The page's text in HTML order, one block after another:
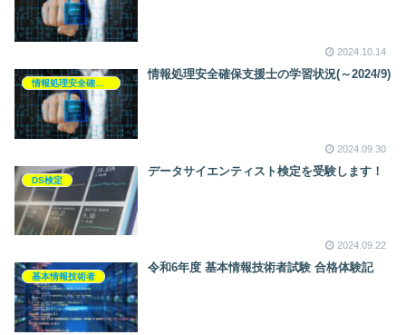
2024.10.14
情報処理安全確保支援士の学習状況(～2024/9)
2024.09.30
DS検定
データサイエンティスト検定を受験します！
2024.09.22
基本情報技術者
令和6年度 基本情報技術者試験 合格体験記